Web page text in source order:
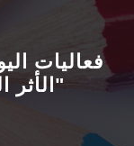
فعاليات
الأثر البيئي – المستوى الأول"